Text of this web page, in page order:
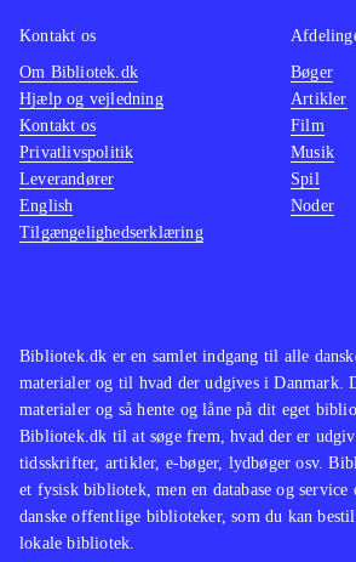
Bibliotek.dk er en samlet indgang til alle
materialer og til hvad der udgives i Danmark.
materialer og så hente og låne på dit eget
Bibliotek.dk til at søge frem, hvad der er
tidsskrifter, artikler, e-bøger, lydbøger osv.
et fysisk bibliotek, men en database og service
danske offentlige biblioteker, som du kan
lokale bibliotek.
Kontakt os
Om Bibliotek.dk
Hjælp og vejledning
Kontakt os
Privatlivspolitik
Leverandører
English
Tilgængelighedserklæring
Bøger
Artikler
Film
Musik
Spil
Noder